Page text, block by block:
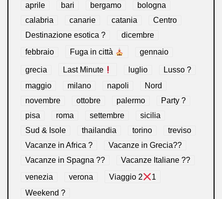
aprile
bari bergamo
bologna
calabria
canarie catania
Centro
Destinazione esotica ?
dicembre
febbraio Fuga in città gennaio
grecia Last Minute luglio
Lusso ?
maggio
milano napoli
Nord
novembre
ottobre palermo
Party ?
pisa
roma settembre
sicilia
Sud & Isole
thailandia torino
treviso
Vacanze in Africa ?
Vacanze in Grecia??
Vacanze in Spagna ??
Vacanze Italiane ??
venezia verona Viaggio 2
1
Weekend ?